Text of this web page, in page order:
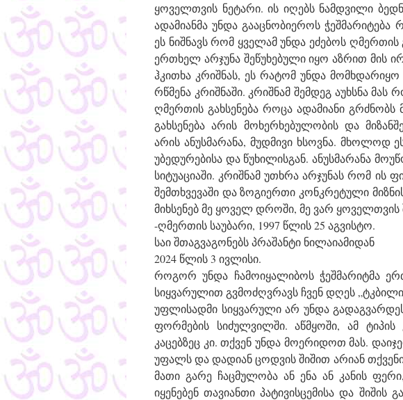
ყოველთვის ნეტარი. ის იღებს ნამდვილი
ადამიანმა უნდა გააცნობიეროს
ეს ნიშნავს რომ ყველამ უნდა ეძებოს
ერთხელ არჯუნა შეწუხებული იყო აზრით მის
ჰკითხა კრიშნას, ეს რატომ უნდა
რწმენა კრიშნაში. კრიშნამ შემდეგ აუხსნა
ღმერთის გახსენება როცა ადამიანი გრძნობს
გახსენება არის მოხერხებულობის და
არის ანუსმარანა, მუდმივი ხსოვნა. მხოლოდ
უბედურებისა და წუხილისგან. ანუსმარანა
სიტუაციაში. კრიშნამ უთხრა არჯუნას რომ
შემთხვევაში და ზოგიერთი კონკრეტული
მიხსენებ მე ყოველ დროში, მე ვარ ყოველთვის
-ღმერთის საუბარი, 1997 წლის 25 აგვისტო.
საი შთაგვაგონებს პრაშანტი ნილაიამიდან
2024 წლის 3 ივლისი.
როგორ უნდა ჩამოიყალიბოს ჭეშმარიტმა
სიყვარულით გვმოძღვრავს ჩვენ დღეს
უფლისადმი სიყვარული არ უნდა
ფორმების სიძულვილში. აწმყოში, ამ
კაცებზეც კი. თქვენ უნდა მოერიდოთ მას.
უფალს და დადიან ცოდვის შიშით არიან თქვენი
მათი გარე ჩაცმულობა ან ენა ან კანის
იყენებენ თავიანთი პატივისცემისა და შიშის